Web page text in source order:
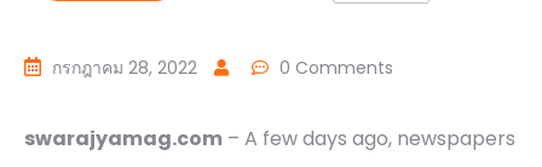
กรกฎาคม 28, 2022 0 Comments
swarajyamag.com – A few days ago, newspapers